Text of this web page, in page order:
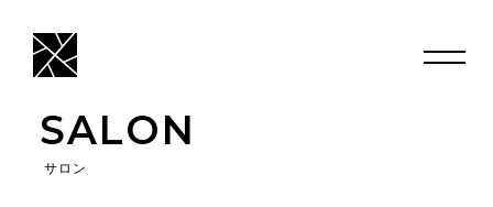
SALON
サロン